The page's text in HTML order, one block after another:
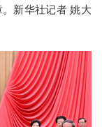
新华社记者 姚大